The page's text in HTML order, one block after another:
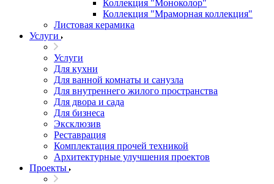
Коллекция "Моноколор"
Коллекция "Мраморная коллекция"
Листовая керамика
Услуги
Услуги
Для кухни
Для ванной комнаты и санузла
Для внутреннего жилого пространства
Для двора и сада
Для бизнеса
Эксклюзив
Реставрация
Комплектация прочей техникой
Архитектурные улучшения проектов
Проекты